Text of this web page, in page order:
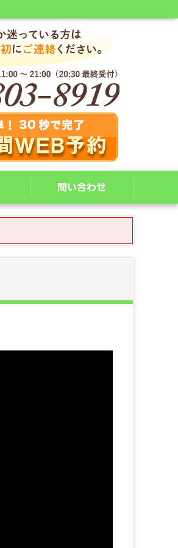
問い合わせ